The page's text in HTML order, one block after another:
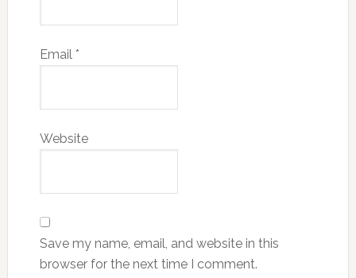
Email *
Website
Save my name, email, and website in this
browser for the next time I comment.